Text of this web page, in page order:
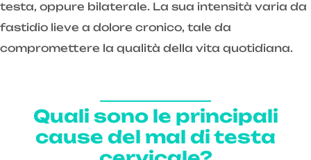
testa, oppure bilaterale. La sua intensità varia da
fastidio lieve a dolore cronico, tale da
compromettere la qualità della vita quotidiana.
Quali sono le principali
cause del mal di testa